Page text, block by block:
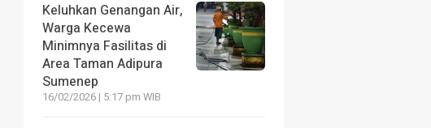
Keluhkan Genangan Air,
Warga Kecewa
Minimnya Fasilitas di
Area Taman Adipura
Sumenep
16/02/2026 | 5:17 pm WIB